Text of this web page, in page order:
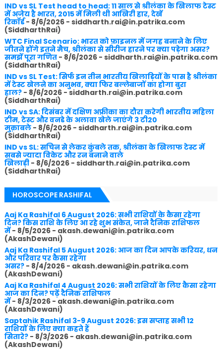
IND vs SL Test head to head: 11 साल से श्रीलंका के खिलाफ टेस्ट
में अजेय है भारत, 2015 में मिली थी आखिरी हार, देखें
रिकॉर्ड- 8/6/2026- siddharth.rai@in.patrika.com
(SiddharthRai)
WTC Final Scenario: भारत को फ़ाइनल में जगह बनाने के लिए
जीतने होंगे इतने मैच, श्रीलंका से सीरीज हारने पर क्या पड़ेगा असर?
समझें पूरा गणित- 8/6/2026- siddharth.rai@in.patrika.com
(SiddharthRai)
IND vs SL Test: सिर्फ इन तीन भारतीय खिलाड़ियों के पास है श्रीलंका
में टेस्ट खेलने का अनुभव, क्या फिर बल्लेबाजों का होगा बुरा
हाल?- 8/6/2026- siddharth.rai@in.patrika.com
(SiddharthRai)
IND vs SA: दिसंबर में दक्षिण अफ्रीका का दौरा करेगी भारतीय महिला
टीम, टेस्ट और वनडे के अलावा खेले जाएंगे 3 टी20
मुक़ाबले- 8/6/2026- siddharth.rai@in.patrika.com
(SiddharthRai)
IND vs SL: सचिन से लेकर कुंबले तक, श्रीलंका के खिलाफ टेस्ट में
सबसे ज्यादा विकेट और रन बनाने वाले
खिलाड़ी- 8/6/2026- siddharth.rai@in.patrika.com
(SiddharthRai)
HOROSCOPE RASHIFAL
Aaj Ka Rashifal 6 August 2026: सभी राशियों के कैसा रहेगा
दिन? किस राशि के लिए आ रहे शुभ संकेत, जाने दैनिक राशिफल
में- 8/5/2026- akash.dewani@in.patrika.com
(AkashDewani)
Aaj Ka Rashifal 5 August 2026: आज का दिन आपके करियर, धन
और परिवार पर कैसा रहेगा
असर?- 8/4/2026- akash.dewani@in.patrika.com
(AkashDewani)
Aaj Ka Rashifal 4 August 2026: सभी राशियों के लिए कैसा रहेगा
आज का दिन? पढ़ें दैनिक राशिफल
में- 8/3/2026- akash.dewani@in.patrika.com
(AkashDewani)
Saptahik Rashifal 3-9 August 2026: इस सप्ताह सभी 12
राशियों के लिए क्या कहते हैं
सितारे?- 8/3/2026- akash.dewani@in.patrika.com
(AkashDewani)